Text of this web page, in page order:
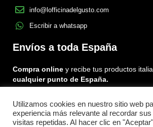
info@lofficinadelgusto.com
Escribir a whatsapp
Envíos a toda España
Compra online y recibe tus productos
cualquier punto de España.
Encuéntranos en:
Facebook
Utilizamos cookies en nuestro sitio web
experiencia más relevante al recordar
visitas repetidas. Al hacer clic en